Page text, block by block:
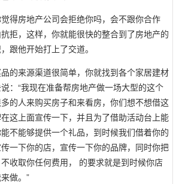
得房地产公司会拒绝你吗，会不跟你合作
拒，这样，你就能很快的整合到了房地产的
跟他开始打上了交道。
的来源渠道很简单，你就找到各个家居建材
：“我现在准备帮房地产做一场大型的这个
的人来购买房子和来看房，你们想不想借这
这上面宣传一下，并且为了借助活动台上能
不能够提供一个礼品，到时候我们借着你的
一下你的店，宣传一下你的品牌，同时你把
收取你任何费用， 的要求就是到时候你店
做。”